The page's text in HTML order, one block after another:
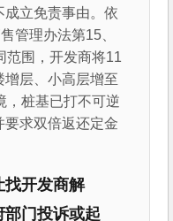
立免责事由。依
管理办法第15、
范围，开发商将11
层、小高层增至
，桩基已打不可逆
求双倍返还定金
找开发商解
门投诉或起